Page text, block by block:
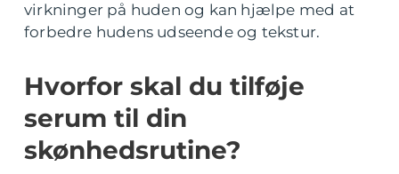
virkninger på huden og kan hjælpe med at
forbedre hudens udseende og tekstur.
Hvorfor skal du tilføje
serum til din
skønhedsrutine?